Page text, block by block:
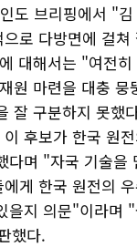
도 브리핑에서 "
로 다방면에 걸
대해서는 "여전
원 마련을 대충 뭉
잘 구분하지 못했
후보가 한국 원
다며 "자국 기술을
게 한국 원전의
을지 의문"이라며
했다.